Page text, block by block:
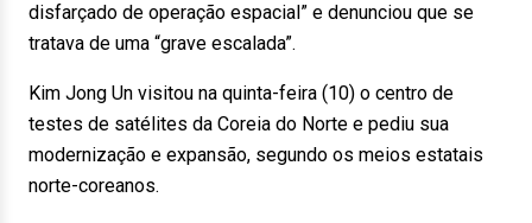
disfarçado de operação espacial” e denunciou que se
tratava de uma “grave escalada”.
Kim Jong Un visitou na quinta-feira (10) o centro de
testes de satélites da Coreia do Norte e pediu sua
modernização e expansão, segundo os meios estatais
norte-coreanos.